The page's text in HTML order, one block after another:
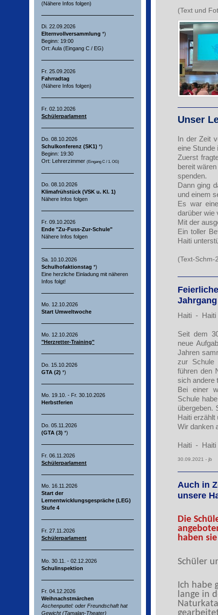
(Nähere Infos folgen)
Di. 22.09.2026
Elternvollversammlung *)
Beginn: 19:00
Ort: Aula (Eingang C / EG)
Fr. 25.09.2026
Fahrradtag
(Nähere Infos folgen)
Fr. 02.10.2026
Schülerparlament
Do. 08.10.2026
Schulkonferenz (SK1) *)
Beginn: 19:30
Ort: Lehrerzimmer (Eingang C / 1. OG)
Do. 08.10.2026
Klimafrühstück (VSK u. Kl. 1)
Nähere Infos folgen
Fr. 09.10.2026
Ende "Zu-Fuss-Zur-Schule"
Nähere Infos folgen
Sa. 10.10.2026
Schulhofaktionstag *)
Eine herzliche Einladung mit näheren
Infos folgt!
Mo. 12.10.2026
Start Umweltwoche
Mo. 12.10.2026
"Herzretter-Training"
Do. 15.10.2026
GTA (2) *)
Mo. 19.10. - Fr. 30.10.2026
Herbstferien
Do. 05.11.2026
(GTA (3) *)
Fr. 06.11.2026
Schülerparlament
Mo. 16.11.2026
Start der
Lernentwicklungsgespräche (LEG)
Stufe 4
Fr. 27.11.2026
Schülerparlament
Mo. 30.11. - 02.12.2026
Schulinspektion
Fr. 04.12.2026
Weihnachstmärchen
Aschenputtel: oder Freundschaft hat
Gewicht (Tamalan-Theater)
(Text und
Unser
In der Zeit
eine
Zuerst
bereit
spenden.
Dann ging
und einem
Es war
darüber wie
Mit der
Ein toller
Haiti
(Text-Schm-
Haiti -
Seit dem
neue
Jahren
zur Schule
führen den
sich andere
Bei einer
Schule
übergeben.
Haiti erzählt
Wir danken
Haiti -
30.09.2021 - jb
Auch in
unsere
Die
haben
Schüler
Ich habe
lange in